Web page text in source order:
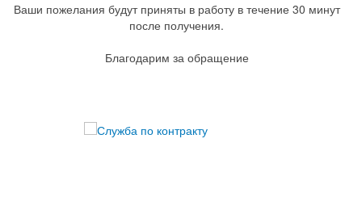
Ваши пожелания будут приняты в работу в течение 30 минут
после получения.
Благодарим за обращение